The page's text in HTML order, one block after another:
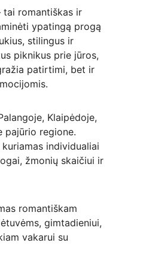
tai romantiškas ir
ypatingą progą
stilingus ir
piknikus prie jūros,
patirtimi, bet ir
Klaipėdoje,
pajūrio regione.
individualiai
žmonių skaičiui ir
romantiškam
gimtadieniui,
vakarui su